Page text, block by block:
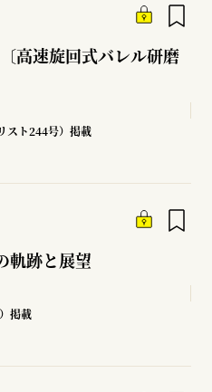
高速旋回式バレル研磨
スト244号）掲載
軌跡と展望
掲載